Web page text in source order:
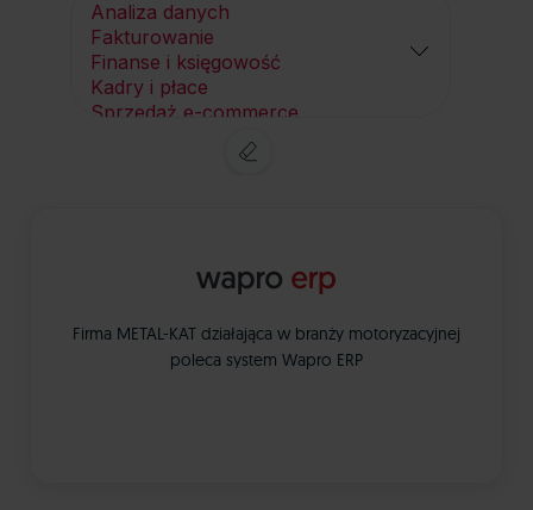
Firma METAL-KAT działająca w branży motoryzacyjnej
poleca system Wapro ERP